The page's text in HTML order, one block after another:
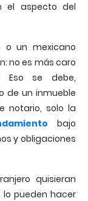
el aspecto del
o un mexicano
no es más caro
se debe,
de un inmueble
notario, solo la
bajo
y obligaciones
quisieran
lo pueden hacer